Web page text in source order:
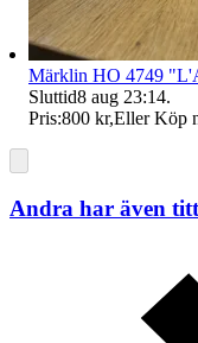
Märklin HO 4749
Sluttid8 aug 23:14.
Pris:800 kr,Eller Köp
Andra har även